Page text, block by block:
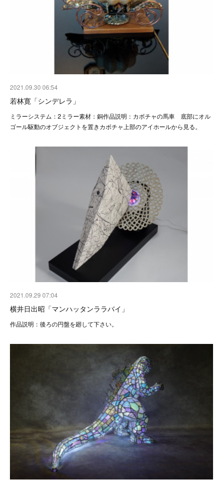
2021.09.30 06:54
若林寛「シンデレラ」
ミラーシステム：2ミラー素材：銅作品説明：カボチャの馬車 底部にオル
ゴール駆動のオブジェクトを置きカボチャ上部のアイホールから見る。
2021.09.29 07:04
横井日出昭「マンハッタンララバイ」
作品説明：後ろの円盤を廻して下さい。